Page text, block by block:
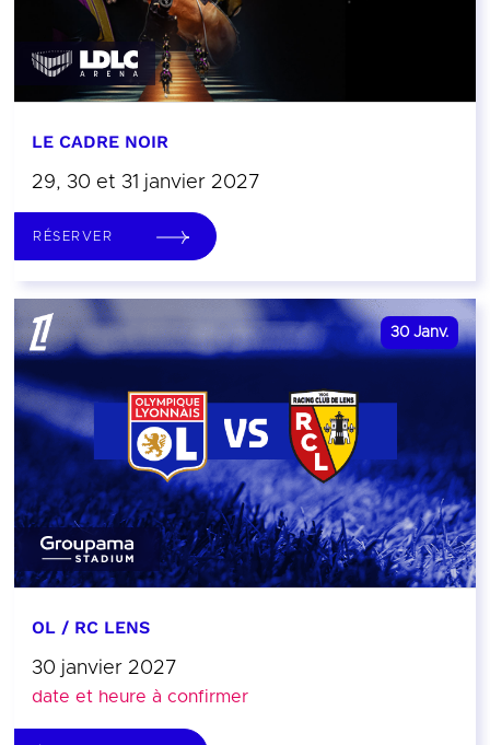
LE CADRE NOIR
29, 30 et 31 janvier 2027
RÉSERVER
30 Janv.
OL / RC LENS
30 janvier 2027
date et heure à confirmer